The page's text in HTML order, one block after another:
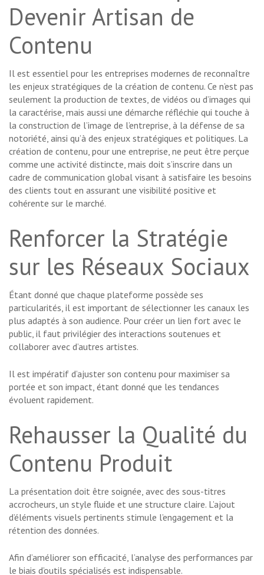
Devenir Artisan de
Contenu
Il est essentiel pour les entreprises modernes de reconnaître
les enjeux stratégiques de la création de contenu. Ce n’est pas
seulement la production de textes, de vidéos ou d’images qui
la caractérise, mais aussi une démarche réfléchie qui touche à
la construction de l’image de l’entreprise, à la défense de sa
notoriété, ainsi qu’à des enjeux stratégiques et politiques. La
création de contenu, pour une entreprise, ne peut être perçue
comme une activité distincte, mais doit s’inscrire dans un
cadre de communication global visant à satisfaire les besoins
des clients tout en assurant une visibilité positive et
cohérente sur le marché.
Renforcer la Stratégie
sur les Réseaux Sociaux
Étant donné que chaque plateforme possède ses
particularités, il est important de sélectionner les canaux les
plus adaptés à son audience. Pour créer un lien fort avec le
public, il faut privilégier des interactions soutenues et
collaborer avec d’autres artistes.
Il est impératif d’ajuster son contenu pour maximiser sa
portée et son impact, étant donné que les tendances
évoluent rapidement.
Rehausser la Qualité du
Contenu Produit
La présentation doit être soignée, avec des sous-titres
accrocheurs, un style fluide et une structure claire. L’ajout
d’éléments visuels pertinents stimule l’engagement et la
rétention des données.
Afin d’améliorer son efficacité, l’analyse des performances par
le biais d’outils spécialisés est indispensable.